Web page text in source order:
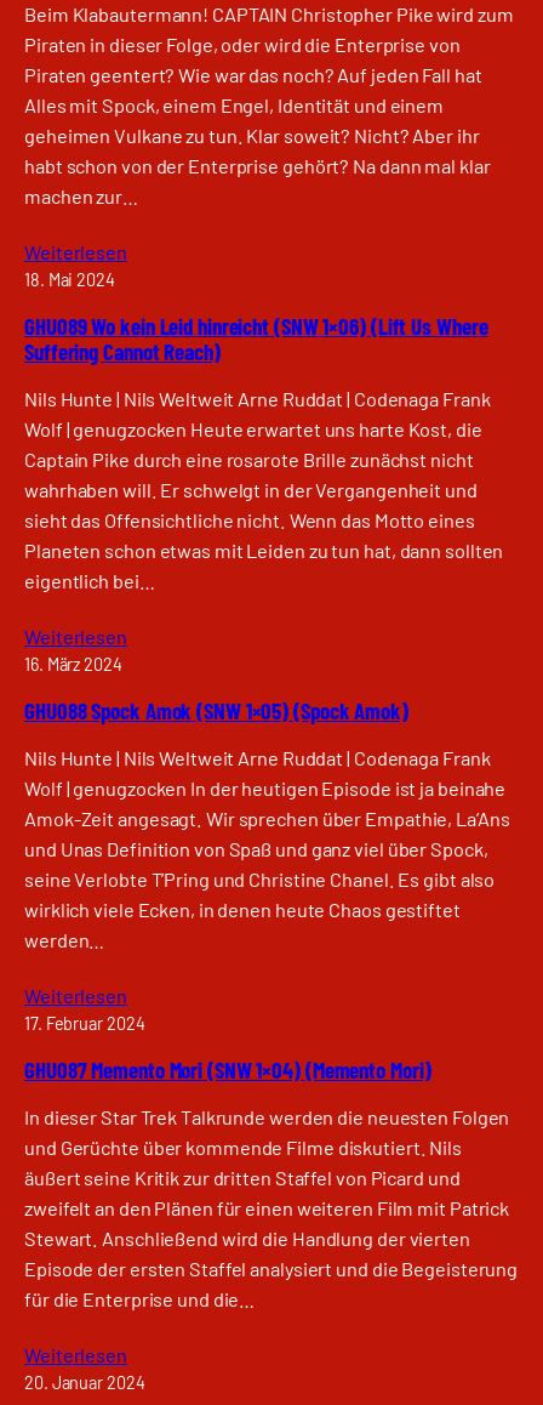
Beim Klabautermann! CAPTAIN Christopher Pike wird zum
Piraten in dieser Folge, oder wird die Enterprise von
Piraten geentert? Wie war das noch? Auf jeden Fall hat
Alles mit Spock, einem Engel, Identität und einem
geheimen Vulkane zu tun. Klar soweit? Nicht? Aber ihr
habt schon von der Enterprise gehört? Na dann mal klar
machen zur…
Weiterlesen
18. Mai 2024
GHU089 Wo kein Leid hinreicht (SNW 1×06) (Lift Us Where
Suffering Cannot Reach)
Nils Hunte | Nils Weltweit Arne Ruddat | Codenaga Frank
Wolf | genugzocken Heute erwartet uns harte Kost, die
Captain Pike durch eine rosarote Brille zunächst nicht
wahrhaben will. Er schwelgt in der Vergangenheit und
sieht das Offensichtliche nicht. Wenn das Motto eines
Planeten schon etwas mit Leiden zu tun hat, dann sollten
eigentlich bei…
Weiterlesen
16. März 2024
GHU088 Spock Amok (SNW 1×05) (Spock Amok)
Nils Hunte | Nils Weltweit Arne Ruddat | Codenaga Frank
Wolf | genugzocken In der heutigen Episode ist ja beinahe
Amok-Zeit angesagt. Wir sprechen über Empathie, La’Ans
und Unas Definition von Spaß und ganz viel über Spock,
seine Verlobte T’Pring und Christine Chanel. Es gibt also
wirklich viele Ecken, in denen heute Chaos gestiftet
werden…
Weiterlesen
17. Februar 2024
GHU087 Memento Mori (SNW 1×04) (Memento Mori)
In dieser Star Trek Talkrunde werden die neuesten Folgen
und Gerüchte über kommende Filme diskutiert. Nils
äußert seine Kritik zur dritten Staffel von Picard und
zweifelt an den Plänen für einen weiteren Film mit Patrick
Stewart. Anschließend wird die Handlung der vierten
Episode der ersten Staffel analysiert und die Begeisterung
für die Enterprise und die…
Weiterlesen
20. Januar 2024